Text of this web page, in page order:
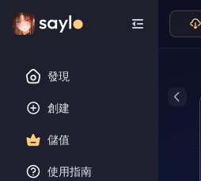
發現
創建
儲值
使用指南